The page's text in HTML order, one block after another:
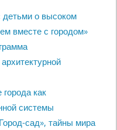
о высоком
вместе с городом»
как
системы
сад», тайны мира